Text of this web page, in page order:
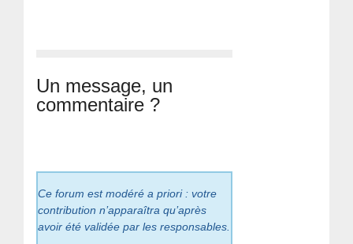
Un message, un
commentaire ?
Ce forum est modéré a priori : votre
contribution n’apparaîtra qu’après
avoir été validée par les responsables.